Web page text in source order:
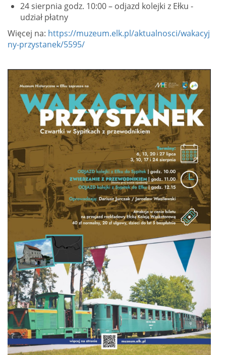
24 sierpnia godz. 10:00 – odjazd kolejki z Ełku -
udział płatny
Więcej na: https://muzeum.elk.pl/aktualnosci/wakacyj
ny-przystanek/5595/